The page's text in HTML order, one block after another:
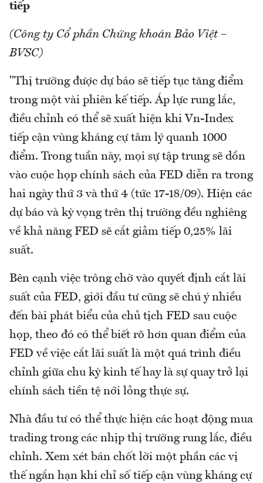
tiếp
(Công ty Cổ phần Chứng khoán Bảo Việt –
BVSC)
"Thị trường được dự báo sẽ tiếp tục tăng điểm
trong một vài phiên kế tiếp. Áp lực rung lắc,
điều chỉnh có thể sẽ xuất hiện khi Vn-Index
tiếp cận vùng kháng cự tâm lý quanh 1000
điểm. Trong tuần này, mọi sự tập trung sẽ dồn
vào cuộc họp chính sách của FED diễn ra trong
hai ngày thứ 3 và thứ 4 (tức 17-18/09). Hiện các
dự báo và kỳ vọng trên thị trường đều nghiêng
về khả năng FED sẽ cắt giảm tiếp 0,25% lãi
suất.
Bên cạnh việc trông chờ vào quyết định cắt lãi
suất của FED, giới đầu tư cũng sẽ chú ý nhiều
đến bài phát biểu của chủ tịch FED sau cuộc
họp, theo đó có thể biết rõ hơn quan điểm của
FED về việc cắt lãi suất là một quá trình điều
chỉnh giữa chu kỳ kinh tế hay là sự quay trở lại
chính sách tiền tệ nới lỏng thực sự.
Nhà đầu tư có thể thực hiện các hoạt động mua
trading trong các nhịp thị trường rung lắc, điều
chỉnh. Xem xét bán chốt lời một phần các vị
thế ngắn hạn khi chỉ số tiếp cận vùng kháng cự